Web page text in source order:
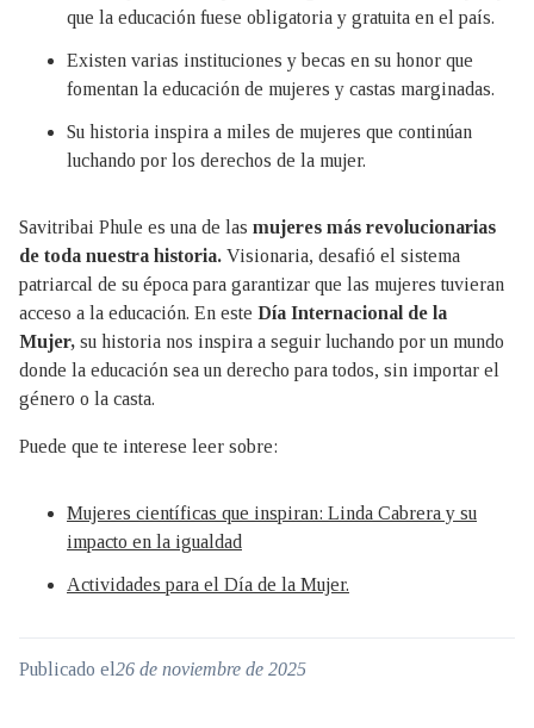
que la educación fuese obligatoria y gratuita en el país.
Existen varias instituciones y becas en su honor que
fomentan la educación de mujeres y castas marginadas.
Su historia inspira a miles de mujeres que continúan
luchando por los derechos de la mujer.
Savitribai Phule es una de las mujeres más revolucionarias
de toda nuestra historia. Visionaria, desafió el sistema
patriarcal de su época para garantizar que las mujeres tuvieran
acceso a la educación. En este Día Internacional de la
Mujer, su historia nos inspira a seguir luchando por un mundo
donde la educación sea un derecho para todos, sin importar el
género o la casta.
Puede que te interese leer sobre:
Mujeres científicas que inspiran: Linda Cabrera y su
impacto en la igualdad
Actividades para el Día de la Mujer.
Publicado el26 de noviembre de 2025